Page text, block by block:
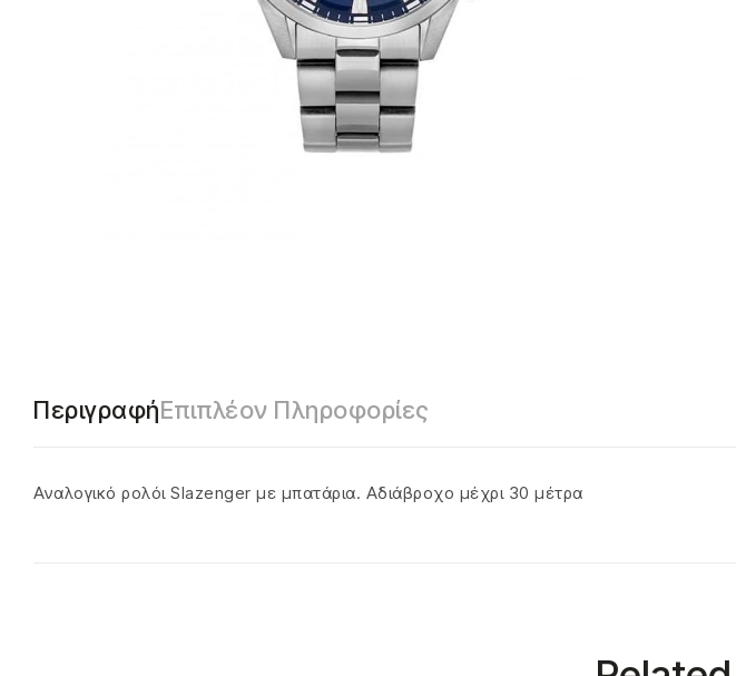
ΠεριγραφήΕπιπλέον Πληροφορίες
Αναλογικό ρολόι Slazenger με μπατάρια. Αδιάβροχο μέχρι 30 μέτρα